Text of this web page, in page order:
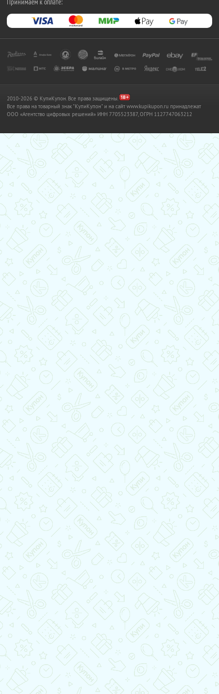
Принимаем к оплате:
2010-2026 © КупиКупон. Все права защищены.
Все права на товарный знак "КупиКупон" и на сайт www.kupikupon.ru принадлежат
OOO «Агентство цифровых решений» ИНН 7705523387, ОГРН 1127747063212